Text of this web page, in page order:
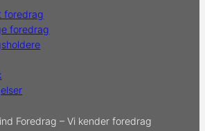
foredrag
foredrag
Foredrag – Vi kender foredrag